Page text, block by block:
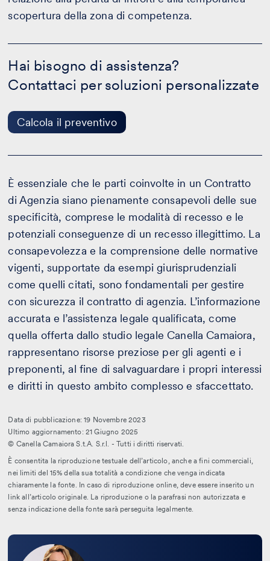
scopertura della zona di competenza.
Hai bisogno di assistenza?
Contattaci per soluzioni personalizzate
Calcola il preventivo
bisogno
di
assistenza?
il
preventivo
È essenziale che le parti coinvolte in un Contratto
di Agenzia siano pienamente consapevoli delle sue
specificità, comprese le modalità di recesso e le
potenziali conseguenze di un recesso illegittimo. La
consapevolezza e la comprensione delle normative
vigenti, supportate da esempi giurisprudenziali
come quelli citati, sono fondamentali per gestire
con sicurezza il contratto di agenzia. L’informazione
accurata e l’assistenza legale qualificata, come
quella offerta dallo studio legale Canella Camaiora,
rappresentano risorse preziose per gli agenti e i
preponenti, al fine di salvaguardare i propri interessi
e diritti in questo ambito complesso e sfaccettato.
Data di pubblicazione: 19 Novembre 2023
Ultimo aggiornamento: 21 Giugno 2025
© Canella Camaiora S.t.A. S.r.l. - Tutti i diritti riservati.
È consentita la riproduzione testuale dell’articolo, anche a fini commerciali,
nei limiti del 15% della sua totalità a condizione che venga indicata
chiaramente la fonte. In caso di riproduzione online, deve essere inserito un
link all’articolo originale. La riproduzione o la parafrasi non autorizzata e
senza indicazione della fonte sarà perseguita legalmente.
Leggi